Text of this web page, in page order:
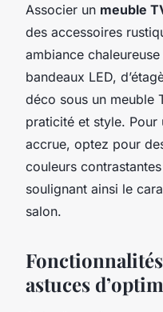
Associer un meuble
des accessoires
ambiance
bandeaux LED,
déco sous un meuble
praticité et style. Pour
accrue, optez pour
couleurs
soulignant ainsi le
salon.
astuces